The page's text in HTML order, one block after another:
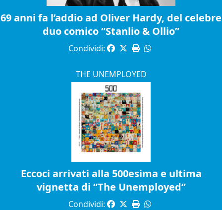
69 anni fa l’addio ad Oliver Hardy, del celebre
duo comico “Stanlio & Ollio”
Condividi:
THE UNEMPLOYED
Eccoci arrivati alla 500esima e ultima
vignetta di “The Unemployed”
Condividi: